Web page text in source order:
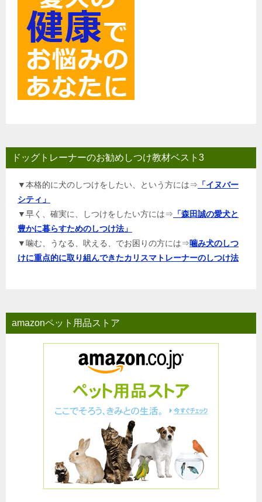
ドッグトレーナーのお勧めしつけ教材ベスト3
▼本格的に犬のしつけをしたい、という方には⇒ 「イヌバー
シティ」
▼早く、確実に、しつけをしたい方には⇒ 「森田誠の愛犬と
豊かに暮らすためのしつけ法」
▼噛む、うなる、吠える、でお困りの方には⇒噛み犬のしつ
けに重点的に取り組んできたカリスマトレーナーのしつけ法
amazonペット用品ストア